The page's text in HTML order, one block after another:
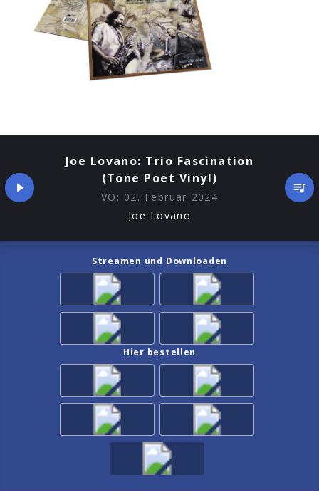
Joe Lovano: Trio Fascination
(Tone Poet Vinyl)
VÖ: 02. Februar 2024
Joe Lovano
Streamen und Downloaden
Hier bestellen